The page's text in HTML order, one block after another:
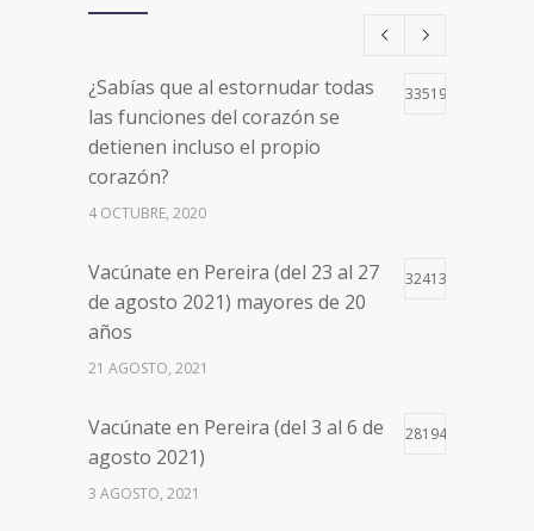
¿Sabías que al estornudar todas
las funciones del corazón se
detienen incluso el propio
corazón?
33519
4 OCTUBRE, 2020
Vacúnate en Pereira (del 23 al 27
de agosto 2021) mayores de 20
años
32413
21 AGOSTO, 2021
Vacúnate en Pereira (del 3 al 6 de
agosto 2021)
28194
3 AGOSTO, 2021